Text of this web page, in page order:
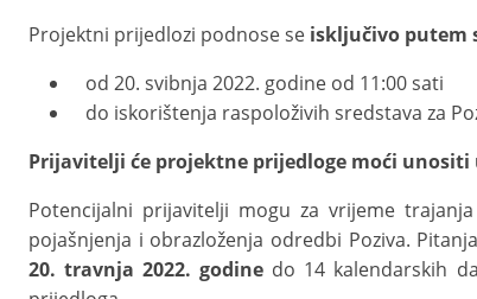
Projektni prijedlozi podnose se isključivo putem
od 20. svibnja 2022. godine od 11:00 sati
do iskorištenja raspoloživih sredstava za
Prijavitelji će projektne prijedloge moći unositi
Potencijalni prijavitelji mogu za vrijeme
pojašnjenja i obrazloženja odredbi Poziva.
20. travnja 2022. godine do 14 kalendarskih